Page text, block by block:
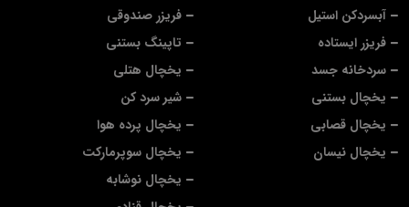
فریزر صندوقی
تاپینگ بستنی
یخچال هتلی
شیر سرد کن
یخچال پرده هوا
یخچال سوپرمارکت
یخچال نوشابه
آبسردکن استیل
فریزر ایستاده
سردخانه جسد
یخچال بستنی
یخچال قصابی
یخچال نیسان